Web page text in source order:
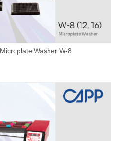
Microplate Washer W-8